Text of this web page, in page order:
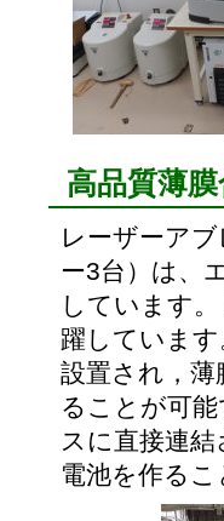
高品質薄
レーザーア
ー3台）は、
しています
躍していま
設置され，
ることが可
スに直接連
電池を作るこ